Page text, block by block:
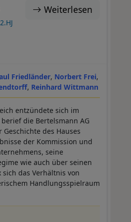
Weiterlesen
Friedländer Norbert Frei
Reinhard Wittmann
entzündete sich im
die Bertelsmann AG
des Hauses
der Kommission und
seine
wie auch über seinen
das Verhältnis von
Handlungsspielraum